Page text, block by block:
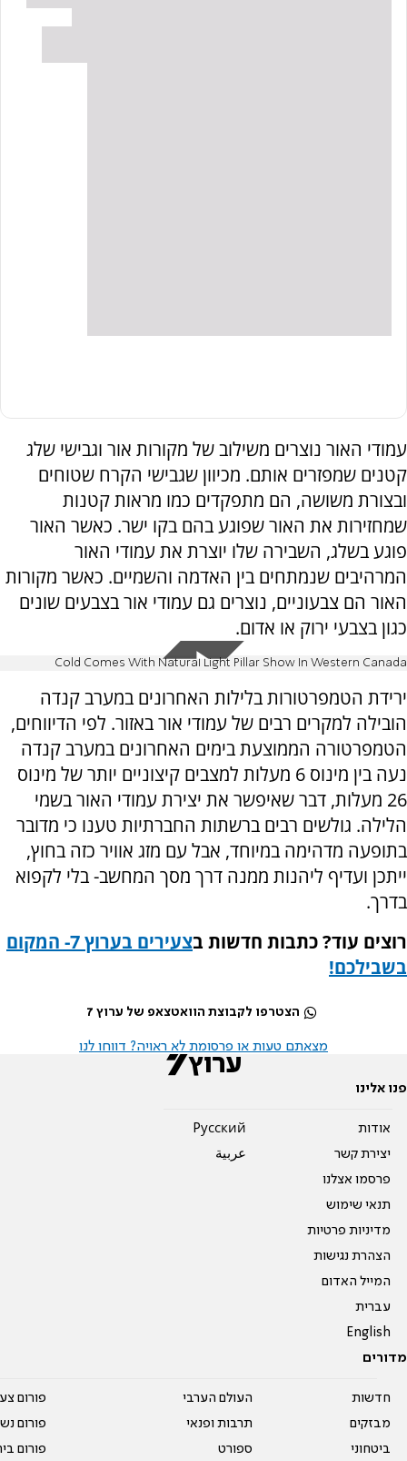
עמודי האור נוצרים משילוב של מקורות אור וגבישי שלג
קטנים שמפזרים אותם. מכיוון שגבישי הקרח שטוחים
ובצורת משושה, הם מתפקדים כמו מראות קטנות
שמחזירות את האור שפוגע בהם בקו ישר. כאשר האור
פוגע בשלג, השבירה שלו יוצרת את עמודי האור
המרהיבים שנמתחים בין האדמה והשמיים. כאשר מקורות
האור הם צבעוניים, נוצרים גם עמודי אור בצבעים שונים
כגון בצבעי ירוק או אדום.
Cold Comes With Natural Light Pillar Show In Western Canada
ירידת הטמפרטורות בלילות האחרונים במערב קנדה
הובילה למקרים רבים של עמודי אור באזור. לפי הדיווחים,
הטמפרטורה הממוצעת בימים האחרונים במערב קנדה
נעה בין מינוס 6 מעלות למצבים קיצוניים יותר של מינוס
26 מעלות, דבר שאיפשר את יצירת עמודי האור בשמי
הלילה. גולשים רבים ברשתות החברתיות טענו כי מדובר
בתופעה מדהימה במיוחד, אבל עם מזג אוויר כזה בחוץ,
ייתכן ועדיף ליהנות ממנה דרך מסך המחשב- בלי לקפוא
בדרך.
רוצים עוד? כתבות חדשות ב
צעירים בערוץ 7- המקום
בשבילכם!
הצטרפו לקבוצת הוואטצאפ של ערוץ 7
מצאתם טעות או פרסומת לא ראויה? דווחו לנו
פנו אלינו
אודות
יצירת קשר
פרסמו אצלנו
תנאי שימוש
מדיניות פרטיות
הצהרת נגישות
המייל האדום
עברית
English
Pусский
عربية
מדורים
חדשות
מבזקים
ביטחוני
העולם הערבי
תרבות ופנאי
ספורט
פורום
פורום
פורום